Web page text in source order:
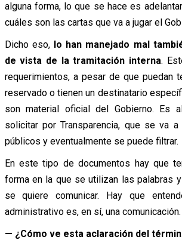
alguna forma, lo que se hace es
cuáles son las cartas que va a jugar el
Dicho eso, lo han manejado mal
de vista de la tramitación interna.
requerimientos, a pesar de que puedan
reservado o tienen un destinatario
son material oficial del Gobierno. Es
solicitar por Transparencia, que se va
públicos y eventualmente se puede filtrar.
En este tipo de documentos hay que
forma en la que se utilizan las palabras
se quiere comunicar. Hay que
administrativo es, en sí, una comunicación.
— ¿Cómo ve esta aclaración del